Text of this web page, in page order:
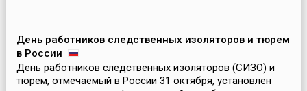
День работников следственных изоляторов и тюрем
в России
День работников следственных изоляторов (СИЗО) и
тюрем, отмечаемый в России 31 октября, установлен